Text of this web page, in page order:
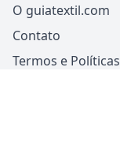
O guiatextil.com
Contato
Termos e Políticas